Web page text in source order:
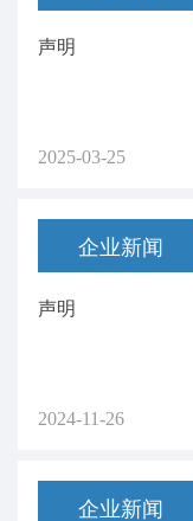
声明
2025-03-25
企业新闻
声明
2024-11-26
企业新闻